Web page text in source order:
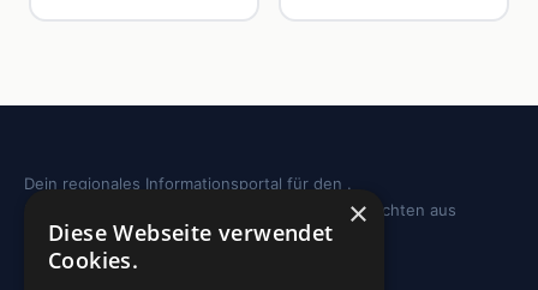
Dein regionales Informationsportal für den .
Sehenswürdigkeiten, Ausflugstipps und Geschichten aus
deiner Region.
×
Diese Webseite verwendet
Cookies.